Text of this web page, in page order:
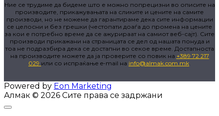
Ние се трудиме да бидеме што е можно попрецизни во описите на
производите, прикажувањата на сликите и цените на самите
производи, но не можеме да гарантираме дека сите информации
се целосни и без грешки (честопати доаѓа до промена на цените
за кои е потребно време да се ажурираат на самиот веб-сајт). Сите
производи прикажани на страницата се дел од нашата понуда и
тоа не подразбира дека се достапни во секое време. Достапноста
на производите можете да ја проверите со повик на +389 72 217
029 или со испраќање e-mail на info@almak.com.mk
Powered by Eon Marketing
Алмак © 2026 Сите права се задржани